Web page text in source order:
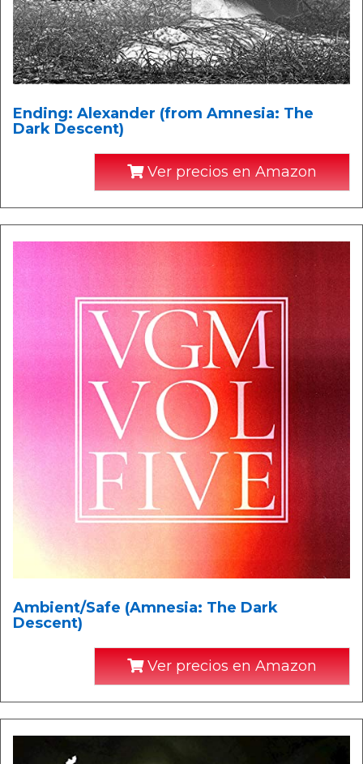
Ending: Alexander (from Amnesia: The
Dark Descent)
Ver precios en Amazon
Ambient/Safe (Amnesia: The Dark
Descent)
Ver precios en Amazon